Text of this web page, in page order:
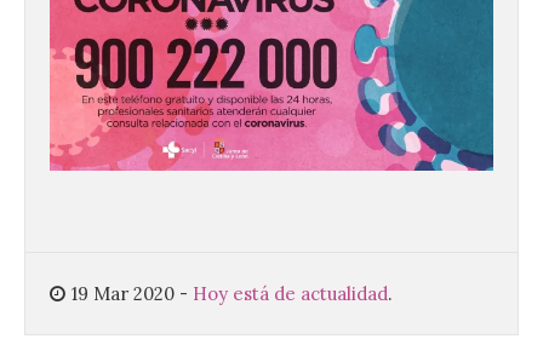
19 Mar 2020 - Hoy está de actualidad.
Los Campamentos
Salamanca Tech, que se
desarrollan hasta el 4 de
septiembre en nueve